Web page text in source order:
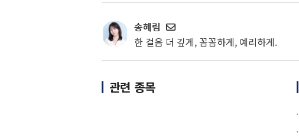
송혜림
한 걸음 더 깊게, 꼼꼼하게, 예리하게.
관련 종목